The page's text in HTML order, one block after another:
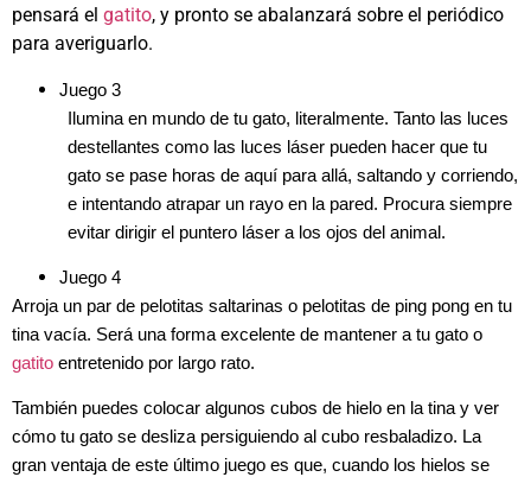
pensará el gatito, y pronto se abalanzará sobre el periódico
para averiguarlo.
Juego 3
Ilumina en mundo de tu gato, literalmente. Tanto las luces
destellantes como las luces láser pueden hacer que tu
gato se pase horas de aquí para allá, saltando y corriendo,
e intentando atrapar un rayo en la pared. Procura siempre
evitar dirigir el puntero láser a los ojos del animal.
Juego 4
Arroja un par de pelotitas saltarinas o pelotitas de ping pong en tu
tina vacía. Será una forma excelente de mantener a tu gato o
gatito entretenido por largo rato.
También puedes colocar algunos cubos de hielo en la tina y ver
cómo tu gato se desliza persiguiendo al cubo resbaladizo. La
gran ventaja de este último juego es que, cuando los hielos se